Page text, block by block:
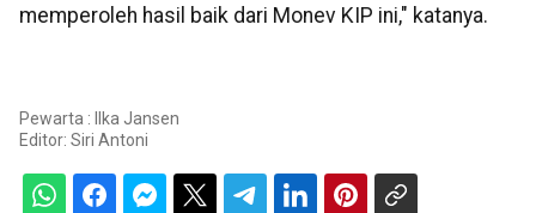
memperoleh hasil baik dari Monev KIP ini," katanya.
Pewarta : Ilka Jansen
Editor: Siri Antoni